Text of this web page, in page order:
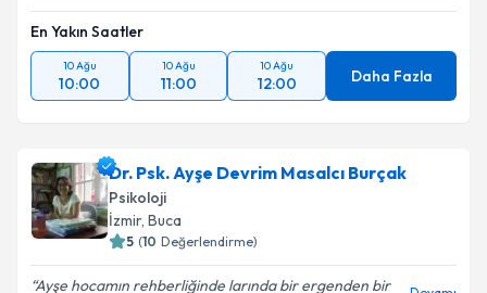
En Yakın Saatler
10 Ağu
10:00
10 Ağu
11:00
10 Ağu
12:00 Daha Fazla
Dr. Psk. Ayşe Devrim Masalcı Burçak
Psikoloji
İzmir, Buca
5 (10 Değerlendirme)
Ayşe hocamın rehberliğinde larında bir ergenden bir